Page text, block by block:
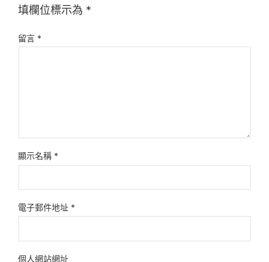
填欄位標示為 *
留言 *
顯示名稱 *
電子郵件地址 *
個人網站網址